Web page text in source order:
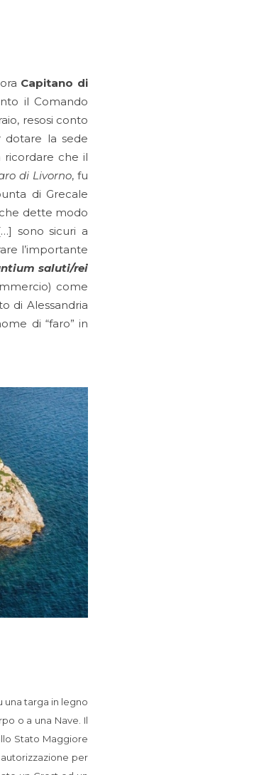
Capitano di
il Comando
resosi conto
dotare la sede
che il
di Livorno, fu
di Grecale
dette modo
sono sicuri a
l’importante
saluti/rei
come
di Alessandria
di “faro” in
una targa in legno
o a una Nave. Il
Stato Maggiore
per